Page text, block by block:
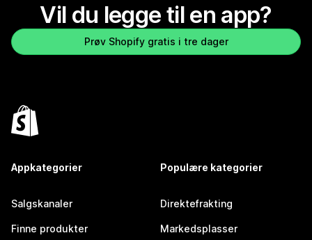
Vil du legge til en app?
Prøv Shopify gratis i tre dager
Appkategorier
Salgskanaler
Finne produkter
Populære kategorier
Direktefrakting
Markedsplasser